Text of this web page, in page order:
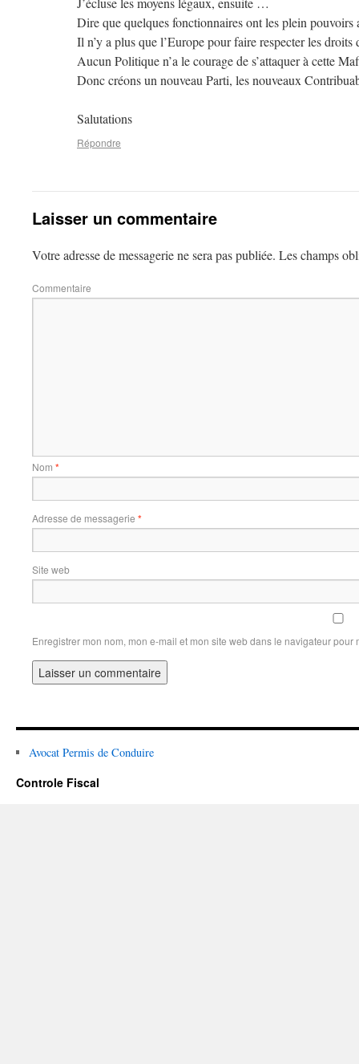
Dire que quelques fonctionnaires ont les plein
Il n’y a plus que l’Europe pour faire respecter les droits
Aucun Politique n’a le courage de s’attaquer à cette
Donc créons un nouveau Parti, les nouveaux
Salutations
Répondre
Laisser un commentaire
Votre adresse de messagerie ne sera pas publiée. Les champs
Commentaire
Nom *
Adresse de messagerie *
Site web
Enregistrer mon nom, mon e-mail et mon site web dans le navigateur pour
Avocat Permis de Conduire
Controle Fiscal